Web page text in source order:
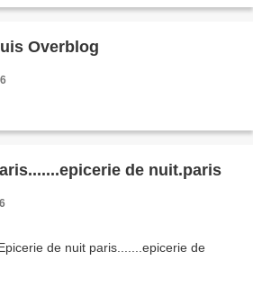
Article publié depuis Overblog
de nuit.paris